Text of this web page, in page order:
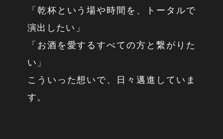
「乾杯という場や時間を、トータルで
演出したい」
「お酒を愛するすべての方と繋がりた
い」
こういった想いで、日々邁進していま
す。